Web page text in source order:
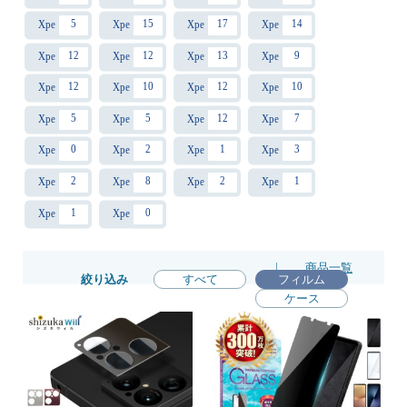
Xperia 10V / Xperia 10VI
5 Xperia 10 VII
15 Xperia10 IV
17 Xperia1 IV
14
XperiaAce III
12 Xperia 5III
12 Xperia 10III / 10III Lite
13 Xperia 1 III
9
Xperia Ace II
12 Xperia 5 II
10 Xperia 10 II
12 Xperia 1 II
10
Xperia Ace
5 Xperia 85 Xperia 512 Xperia 17
Xperia XZ3
0 Xperia XZ2 Premium
2 Xperia XZ2 Compact
1 Xperia XZ2
3
Xperia XZ1 Compact
2 Xperia XZ1
8 Xperia XZ Premium
2 Xperia XZ/XZs
1
Xperia XZs
1 Xperia X Compact
0
|
商品一覧
絞り込み
すべて
フィルム
ケース